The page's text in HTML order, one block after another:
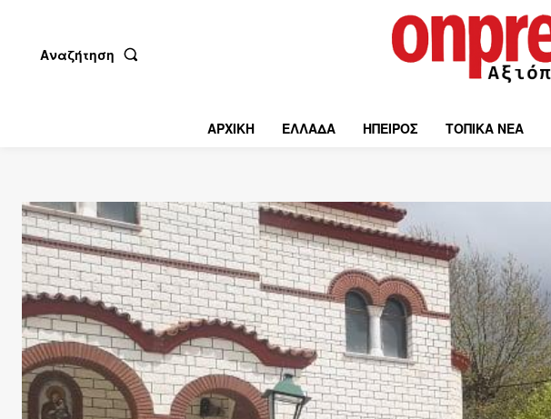
Αναζήτηση
ΑΡΧΙΚΗ ΕΛΛΑΔΑ ΗΠΕΙΡΟΣ ΤΟΠΙΚΑ ΝΕΑ